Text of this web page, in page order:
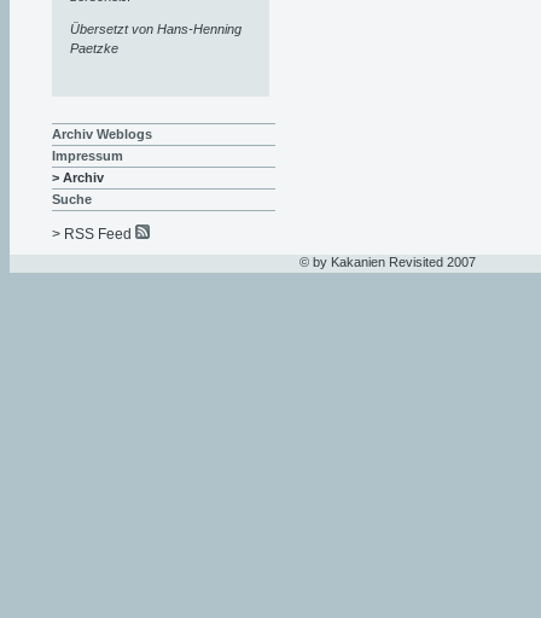
Übersetzt von Hans-Henning
Paetzke
Archiv Weblogs
Impressum
> Archiv
Suche
> RSS Feed
© by Kakanien Revisited 2007